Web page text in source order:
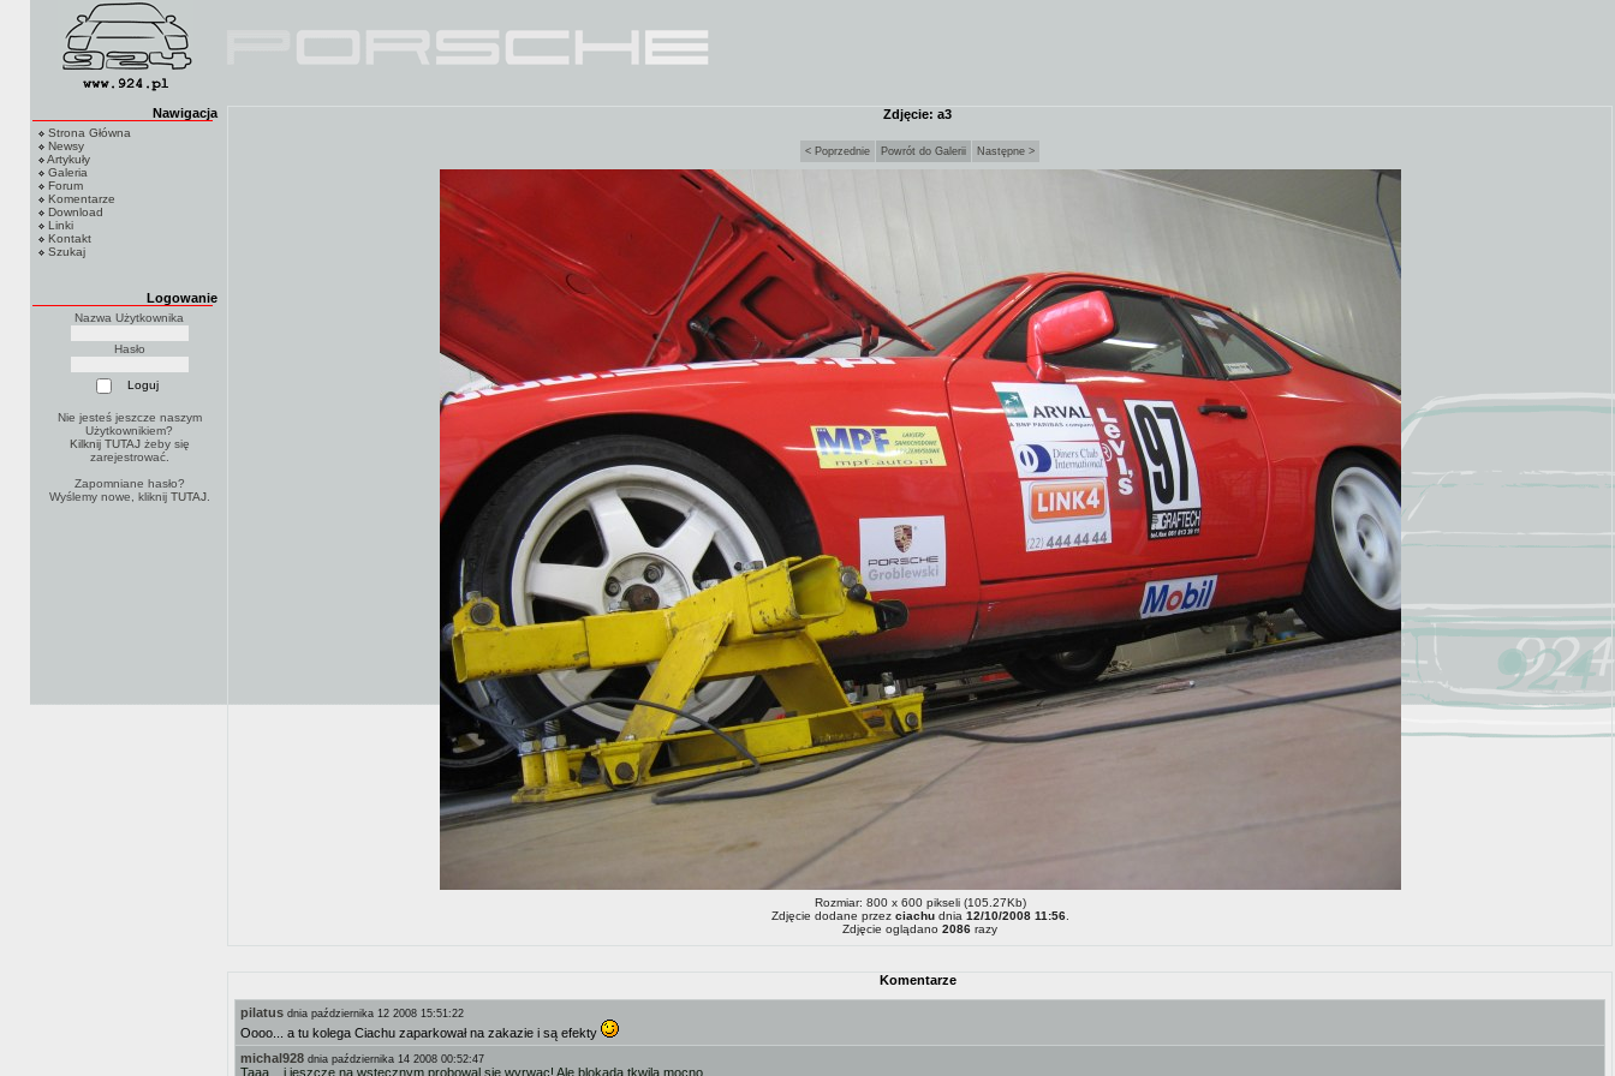
Nawigacja
Strona Główna
Newsy
Artykuły
Galeria
Forum
Komentarze
Download
Linki
Kontakt
Szukaj
Logowanie
Nazwa Użytkownika
Hasło
Nie jesteś jeszcze naszym
Użytkownikiem?
Kilknij TUTAJżeby się
zarejestrować.
Zapomniane hasło?
Wyślemy nowe, kliknij TUTAJ.
Zdjęcie: a3
< Poprzednie Powrót do Galerii Następne >
Rozmiar: 800 x 600 pikseli (105.27Kb)
Zdjęcie dodane przez ciachudnia 12/10/2008 11:56.
Zdjęcie oglądano 2086 razy
Komentarze
pilatus dnia października 12 2008 15:51:22
Oooo... a tu kolega Ciachu zaparkował na zakazie i są efekty
michal928 dnia października 14 2008 00:52:47
Taaa... i jeszcze na wstecznym probowal sie wyrwac! Ale blokada tkwila mocno...